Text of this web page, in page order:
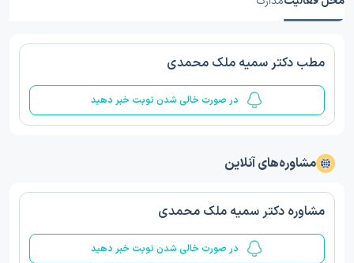
مطب دکتر سمیه ملک محمدی
در صورت خالی شدن نوبت خبر دهید
مشاوره‌های آنلاین
مشاوره دکتر سمیه ملک محمدی
در صورت خالی شدن نوبت خبر دهید